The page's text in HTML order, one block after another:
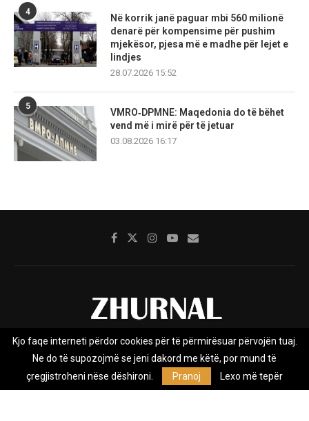
4
Në korrik janë paguar mbi 560 milionë
denarë për kompensime për pushim
mjekësor, pjesa më e madhe për lejet e
lindjes
28.07.2026 15:52
5
VMRO‑DPMNE: Maqedonia do të bëhet
vend më i mirë për të jetuar
03.08.2026 16:17
Rreth nesh Impresumi Marketing
Kontakt
Privacy Policy
Zhurnal.mk është Agjenci e Lajmeve e pavarur, e themeluar në vitin
Kjo faqe interneti përdor cookies për të përmirësuar përvojën tuaj.
Ne do të supozojmë se jeni dakord me këtë, por mund të
çregjistroheni nëse dëshironi.
Pranoj Lexo më tepër